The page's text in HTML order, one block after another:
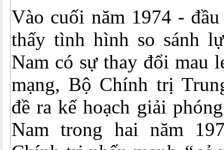
Vào cuối năm 1974 -
thấy tình hình so sánh
Nam có sự thay đổi mau
mạng, Bộ Chính trị
đề ra kế hoạch giải
Nam trong hai năm